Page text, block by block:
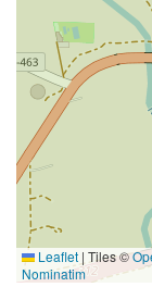
Leaflet | Tiles ©
Nominatim